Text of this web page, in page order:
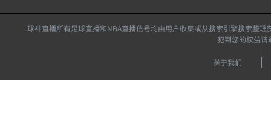
球神直播所有足球直播和NBA直播信号均由用户收集或从搜索引擎搜索整
犯到您的权益请
关于我们